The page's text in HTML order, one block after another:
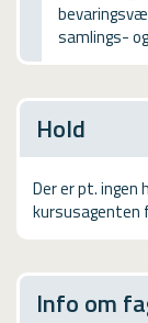
USMA
Videoguides
samlings-
Hold
Der er pt.
kursusagenten
Info om